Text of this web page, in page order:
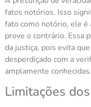
fatos notórios. Isso
fato como notório, ele é
prove o contrário. Essa
da justiça, pois evita
desperdiçado com a
amplamente conhecidas.
Limitações